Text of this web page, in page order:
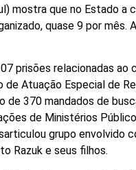
mostra que no Estado a
quase 9 por
prisões relacionadas ao
Atuação Especial de
370 mandados de
de Ministérios
grupo envolvido
Razuk e seus filhos.